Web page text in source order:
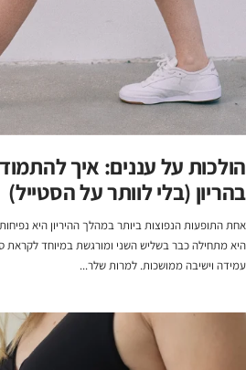
הולכות על עננים: איך
בהריון (בלי לוותר על הסטייל)
אחת התופעות הנפוצות ביותר במהלך ההיריון היא
היא מתחילה כבר בשליש השני ומורגשת במיוחד לקראת
עמידה וישיבה ממושכות. למרות שלר...